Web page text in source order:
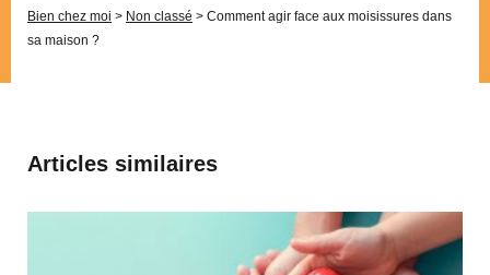
Bien chez moi > Non classé > Comment agir face aux moisissures dans
sa maison ?
Articles similaires